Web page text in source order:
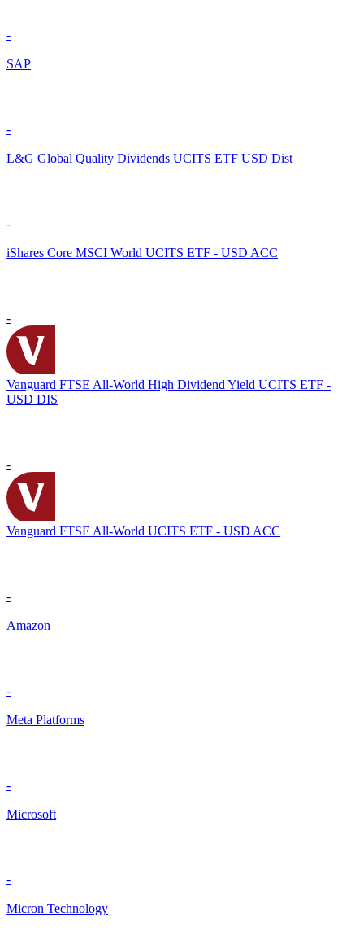
-
SAP
-
L&G Global Quality Dividends UCITS ETF USD Dist
-
iShares Core MSCI World UCITS ETF - USD ACC
-
Vanguard FTSE All-World High Dividend Yield UCITS ETF -
USD DIS
-
Vanguard FTSE All-World UCITS ETF - USD ACC
-
Amazon
-
Meta Platforms
-
Microsoft
-
Micron Technology